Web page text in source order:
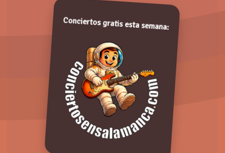
Valora de 1 a 5 puntos. ¡Gracias!
Comentarios:
Conciertos gratis esta semana: